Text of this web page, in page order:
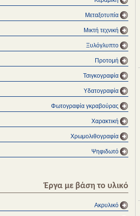
Μεταξοτυπία
Μικτή τεχνική
Ξυλόγλυπτο
Προτομή
Τσιγκογραφία
Υδατογραφία
Φωτογραφία γκραβούρας
Χαρακτική
Χρωμολιθογραφία
Ψηφιδωτό
Έργα με βάση το υλικό
Ακρυλικό